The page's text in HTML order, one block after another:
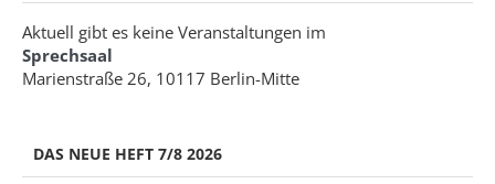
Aktuell gibt es keine Veranstaltungen im
Sprechsaal
Marienstraße 26, 10117 Berlin-Mitte
DAS NEUE HEFT 7/8 2026